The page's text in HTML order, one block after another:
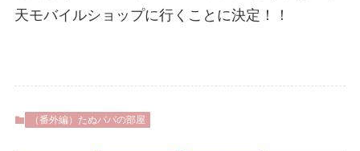
天モバイルショップに行くことに決定！！
（番外編）たぬパパの部屋